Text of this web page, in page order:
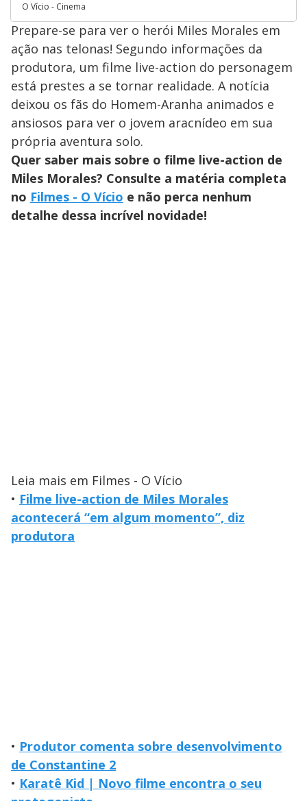
O Vício - Cinema
Prepare-se para ver o herói Miles Morales em
ação nas telonas! Segundo informações da
produtora, um filme live-action do personagem
está prestes a se tornar realidade. A notícia
deixou os fãs do Homem-Aranha animados e
ansiosos para ver o jovem aracnídeo em sua
própria aventura solo.
Quer saber mais sobre o filme live-action de
Miles Morales? Consulte a matéria completa
no Filmes - O Vício e não perca nenhum
detalhe dessa incrível novidade!
Leia mais em Filmes - O Vício
• Filme live-action de Miles Morales
acontecerá “em algum momento”, diz
produtora
• Produtor comenta sobre desenvolvimento
de Constantine 2
• Karatê Kid | Novo filme encontra o seu